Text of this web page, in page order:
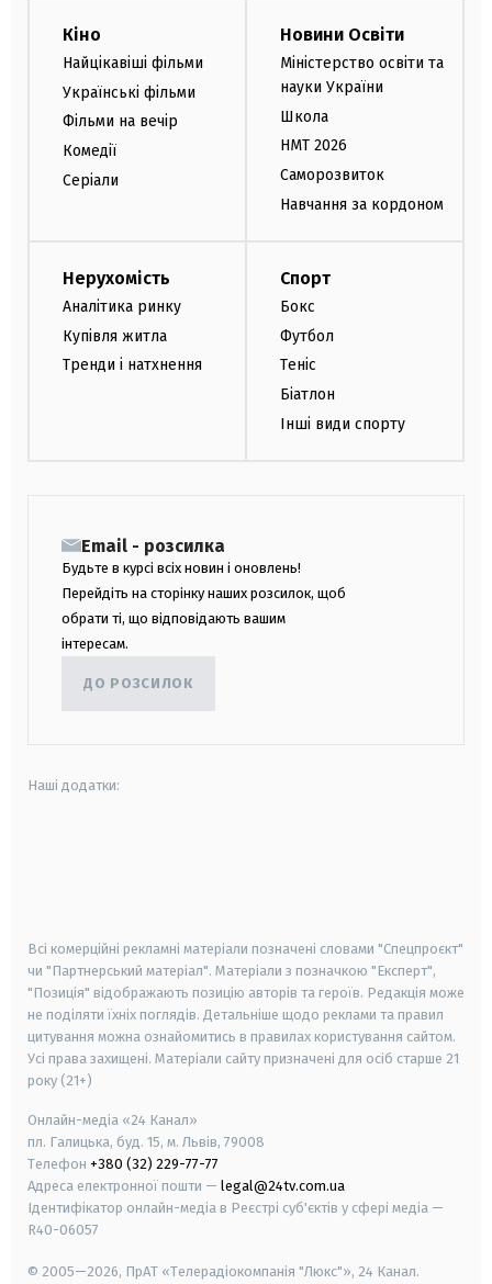
Кіно
Найцікавіші фільми
Українські фільми
Фільми на вечір
Комедії
Серіали
Новини Освіти
Міністерство освіти та
науки України
Школа
НМТ 2026
Саморозвиток
Навчання за кордоном
Нерухомість
Аналітика ринку
Купівля житла
Тренди і натхнення
Спорт
Бокс
Футбол
Теніс
Біатлон
Інші види спорту
Email - розсилка
Будьте в курсі всіх новин і оновлень!
Перейдіть на сторінку наших розсилок, щоб
обрати ті, що відповідають вашим
інтересам.
ДО РОЗСИЛОК
Наші додатки:
Всі комерційні рекламні матеріали позначені словами "Спецпроєкт"
чи "Партнерський матеріал". Матеріали з позначкою "Експерт",
"Позиція" відображають позицію авторів та героїв. Редакція може
не поділяти їхніх поглядів. Детальніше щодо реклами та правил
цитування можна ознайомитись в правилах користування сайтом.
Усі права захищені. Матеріали сайту призначені для осіб старше 21
року (21+)
Онлайн-медіа «24 Канал»
пл. Галицька, буд. 15, м. Львів, 79008
Телефон +380 (32) 229-77-77
Адреса електронної пошти — legal@24tv.com.ua
Ідентифікатор онлайн-медіа в Реєстрі суб'єктів у сфері медіа —
R40-06057
© 2005—2026, ПрАТ «Телерадіокомпанія "Люкс"», 24 Канал.